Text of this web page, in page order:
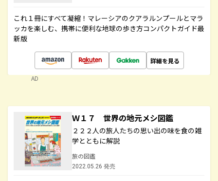
これ１冊にすべて凝縮！マレーシアのクアラルンプールとマラ
ッカを楽しむ、携帯に便利な地球の歩き方コンパクトガイド最
新版
詳細を見る
AD
Ｗ１７ 世界の地元メシ図鑑
２２２人の旅人たちの思い出の味を食の雑
学とともに解説
旅の図鑑
2022.05.26 発売